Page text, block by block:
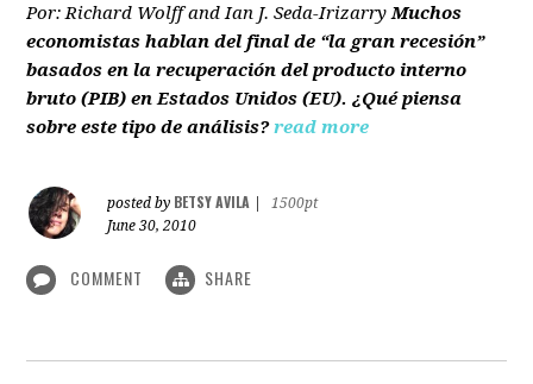
Por: Richard Wolff and Ian J. Seda-Irizarry Muchos
economistas hablan del final de “la gran recesión”
basados en la recuperación del producto interno
bruto(PIB)en Estados Unidos(EU). ¿Qué piensa
sobre este tipo de análisis? read more
posted by BETSY AVILA
1500pt
June 30, 2010
COMMENT SHARE